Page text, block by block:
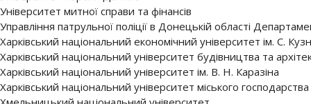
Університет митної справи та фінансів
Управління патрульної поліції в Донецькій області
Харківський національний економічний університет ім. С.
Харківський національний університет будівництва та
Харківський національний університет ім. В. Н. Каразіна
Харківський національний університет міського